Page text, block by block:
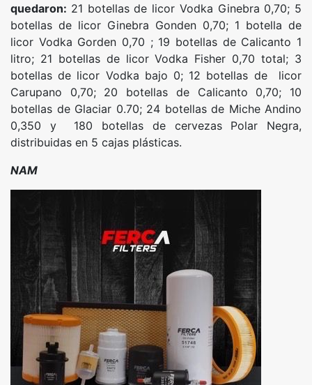
quedaron: 21 botellas de licor Vodka Ginebra 0,70; 5
botellas de licor Ginebra Gonden 0,70; 1 botella de
licor Vodka Gorden 0,70 ; 19 botellas de Calicanto 1
litro; 21 botellas de licor Vodka Fisher 0,70 total; 3
botellas de licor Vodka bajo 0; 12 botellas de licor
Carupano 0,70; 20 botellas de Calicanto 0,70; 10
botellas de Glaciar 0.70; 24 botellas de Miche Andino
0,350 y 180 botellas de cervezas Polar Negra,
distribuidas en 5 cajas plásticas.
NAM